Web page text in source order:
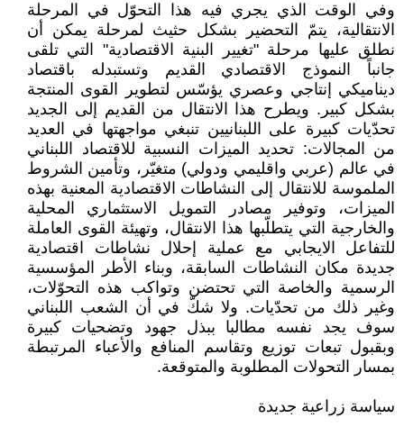
وفي الوقت الذي يجري فيه هذا التحوّل في المرحلة
الانتقالية، يتمّ التحضير بشكل حثيث لمرحلة يمكن أن
نطلق عليها مرحلة "تغيير البنية الاقتصادية" التي تلقى
جانباً النموذج الاقتصادي القديم وتستبدله باقتصاد
ديناميكي إنتاجي وعصري يؤسّس لتطوير القوى المنتجة
بشكل كبير. ويطرح هذا الانتقال من القديم إلى الجديد
تحدّيات كبيرة على اللبنانيين تنبغي مواجهتها في العديد
من المجالات: تحديد الميزات النسبية للاقتصاد اللبناني
في عالم (عربي واقليمي ودولي) متغيّر، وتأمين الشروط
الملموسة للانتقال إلى النشاطات الاقتصادية المعنية بهذه
الميزات، وتوفير مصادر التمويل الاستثماري المحلية
والخارجية التي يتطلّبها هذا الانتقال، وتهيئة القوى العاملة
للتفاعل الايجابي مع عملية إحلال نشاطات اقتصادية
جديدة مكان النشاطات السابقة، وبناء الأطر المؤسسية
الرسمية والخاصة التي تحتضن وتواكب هذه التحوّلات،
وغير ذلك من تحدّيات. ولا شكّ في أن الشعب اللبناني
سوف يجد نفسه مطالبا ببذل جهود وتضحيات كبيرة
وبقبول تبعات توزيع وتقاسم المنافع والأعباء المرتبطة
بمسار التحولات المطلوبة والمتوقعة.
سياسة زراعية جديدة